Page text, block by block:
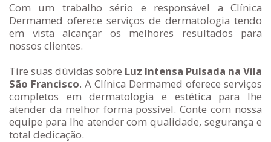
Com um trabalho sério e responsável a Clínica
Dermamed oferece serviços de dermatologia tendo
em vista alcançar os melhores resultados para
nossos clientes.
Tire suas dúvidas sobre Luz Intensa Pulsada na Vila
São Francisco. A Clínica Dermamed oferece serviços
completos em dermatologia e estética para lhe
atender da melhor forma possível. Conte com nossa
equipe para lhe atender com qualidade, segurança e
total dedicação.